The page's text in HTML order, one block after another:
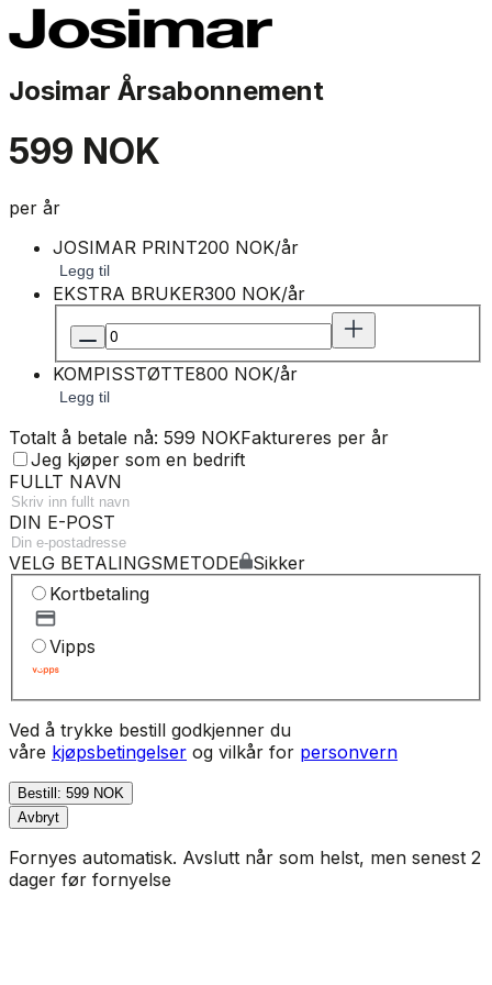
Josimar Årsabonnement
599 NOK
per år
JOSIMAR PRINT200 NOK/år
Legg til
EKSTRA BRUKER300 NOK/år
KOMPISSTØTTE800 NOK/år
Legg til
Totalt å betale nå: 599 NOKFaktureres per år
Jeg kjøper som en bedrift
FULLT NAVN
DIN E-POST
VELG BETALINGSMETODE
Sikker
Kortbetaling
Vipps
Ved å trykke bestill godkjenner du
våre kjøpsbetingelser og vilkår for personvern
Bestill: 599 NOK
Avbryt
Fornyes automatisk. Avslutt når som helst, men senest 2
dager før fornyelse